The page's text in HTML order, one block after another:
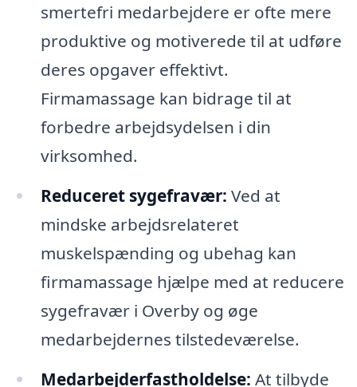
smertefri medarbejdere er ofte mere
produktive og motiverede til at udføre
deres opgaver effektivt.
Firmamassage kan bidrage til at
forbedre arbejdsydelsen i din
virksomhed.
Reduceret sygefravær: Ved at
mindske arbejdsrelateret
muskelspænding og ubehag kan
firmamassage hjælpe med at reducere
sygefravær i Overby og øge
medarbejdernes tilstedeværelse.
Medarbejderfastholdelse: At tilbyde